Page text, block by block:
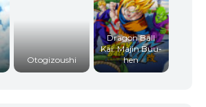
Otogizoushi
Dragon Ball
Kai: Majin Buu-
hen